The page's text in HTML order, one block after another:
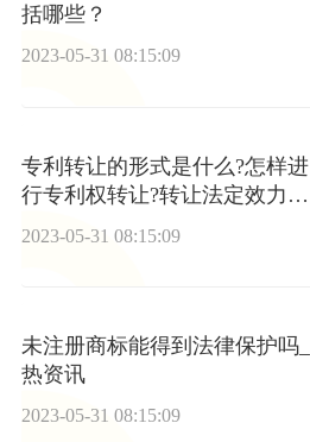
括哪些？
2023-05-31 08:15:09
专利转让的形式是什么?怎样进
行专利权转让?转让法定效力是
2023-05-31 08:15:09
未注册商标能得到法律保护吗_
热资讯
2023-05-31 08:15:09